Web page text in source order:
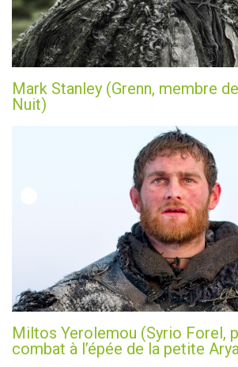
Mark Stanley (Grenn, membre
Nuit)
Miltos Yerolemou (Syrio Forel,
combat à l’épée de la petite